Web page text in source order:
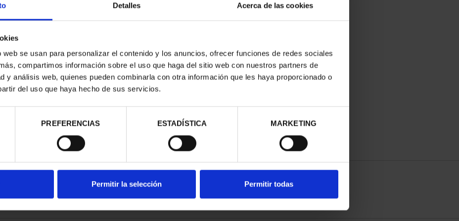
Detalles Acerca de las cookies
se usan para personalizar el contenido y los anuncios, ofrecer funciones de redes sociales
compartimos información sobre el uso que haga del sitio web con nuestros partners de
y análisis web, quienes pueden combinarla con otra información que les haya proporcionado o
del uso que haya hecho de sus servicios.
PREFERENCIAS ESTADÍSTICA MARKETING
Permitir la selección Permitir todas
SILVER COIN
2026
SILVER COIN 2026 AIR &
SPACE ACADEMY